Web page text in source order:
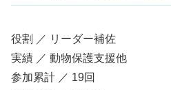
役割 ／ リーダー補佐
実績 ／ 動物保護支援他
参加累計 ／ 19回